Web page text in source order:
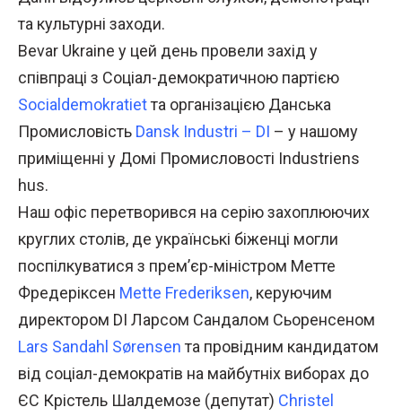
та культурні заходи.
Bevar Ukraine у цей день провели захід у
співпраці з Соціал-демократичною партією
Socialdemokratietта організацією Данська
Промисловість Dansk Industri – DI – у нашому
приміщенні у Домі Промисловості Industriens
hus.
Наш офіс перетворився на серію захоплюючих
круглих столів, де українські біженці могли
поспілкуватися з прем’єр-міністром Метте
Фредеріксен Mette Frederiksen, керуючим
директором DI Ларсом Сандалом Сьоренсеном
Lars Sandahl Sørensen та провідним кандидатом
від соціал-демократів на майбутніх виборах до
ЄС Крістель Шалдемозе (депутат) Christel